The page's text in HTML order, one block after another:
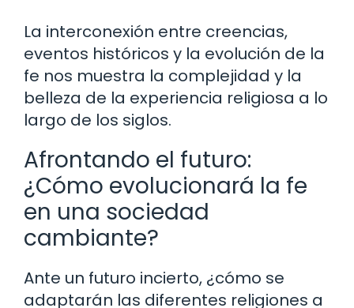
La interconexión entre creencias,
eventos históricos y la evolución de la
fe nos muestra la complejidad y la
belleza de la experiencia religiosa a lo
largo de los siglos.
Afrontando el futuro:
¿Cómo evolucionará la fe
en una sociedad
cambiante?
Ante un futuro incierto, ¿cómo se
adaptarán las diferentes religiones a